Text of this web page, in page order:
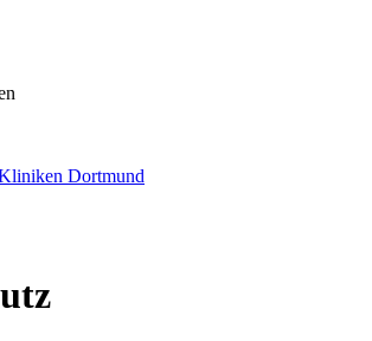
Dortmund